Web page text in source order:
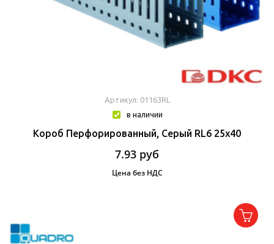
Артикул: 01163RL
в наличии
Короб Перфорированный, Серый RL6 25x40
7.93 руб
Цена без НДС